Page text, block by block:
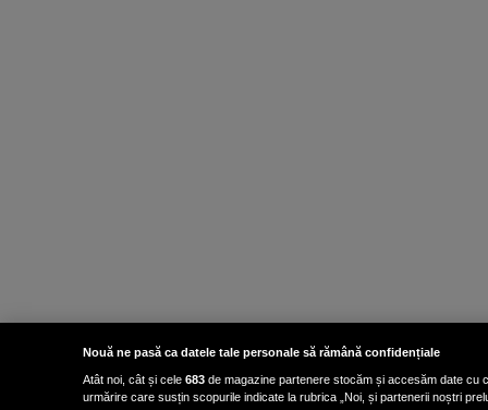
Nouă ne pasă ca datele tale personale să rămână confidențiale
Atât noi, cât și cele 683 de magazine partenere stocăm și accesăm date cu
urmărire care susțin scopurile indicate la rubrica „Noi, și partenerii noștri